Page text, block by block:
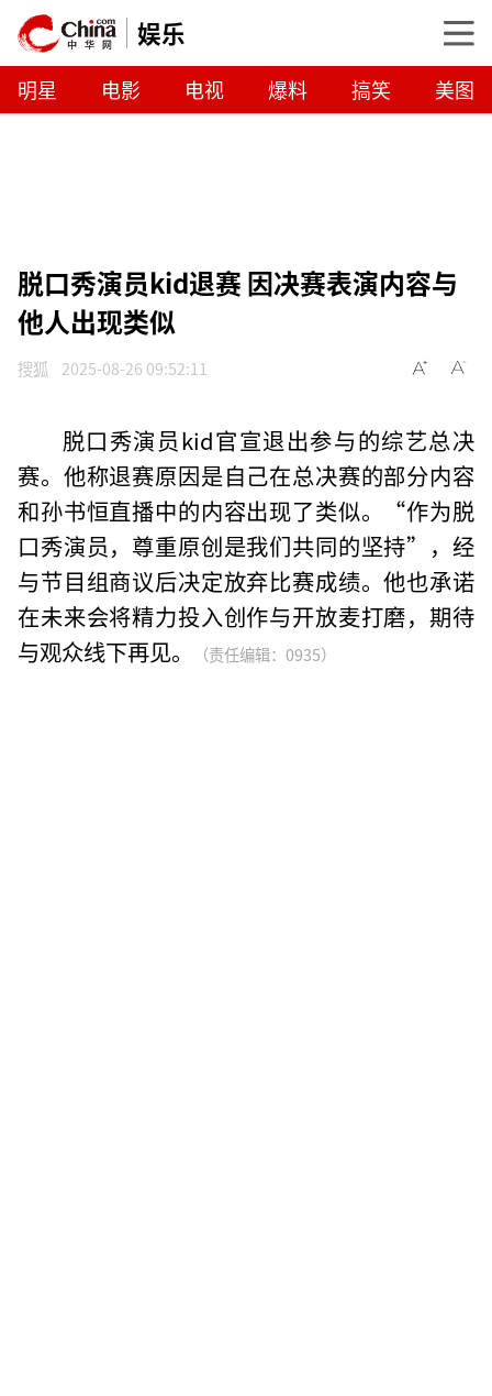
娱乐
明星 电影 电视 爆料 搞笑 美图
脱口秀演员kid退赛 因决赛表演内容与
他人出现类似
搜狐 2025-08-26 09:52:11
脱口秀演员kid官宣退出参与的综艺总决
赛。他称退赛原因是自己在总决赛的部分内容
和孙书恒直播中的内容出现了类似。“作为脱
口秀演员，尊重原创是我们共同的坚持”，经
与节目组商议后决定放弃比赛成绩。他也承诺
在未来会将精力投入创作与开放麦打磨，期待
与观众线下再见。
（责任编辑：0935）